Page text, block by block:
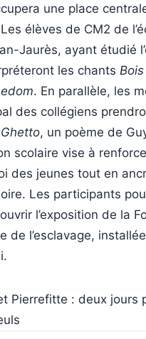
une place
élèves de CM2 de
Jaurès, ayant étudié
les chants Bois
. En parallèle, les
des collégiens
Ghetto, un poème de
scolaire vise à
des jeunes tout en
Les participants
l’exposition de la
de l’esclavage,